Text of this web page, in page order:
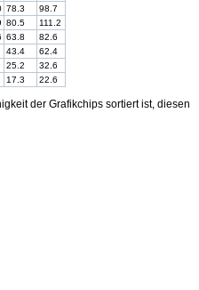
78.3
98.7
80.5
111.2
63.8
82.6
43.4
62.4
25.2
32.6
17.3 22.6
der Grafikchips sortiert ist, diesen